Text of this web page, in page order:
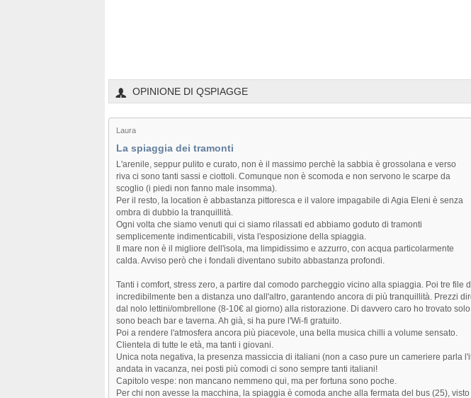
OPINIONE DI QSPIAGGE
Laura
La spiaggia dei tramonti
L'arenile, seppur pulito e curato, non è il massimo perchè la sabbia è grossolana e verso
riva ci sono tanti sassi e ciottoli. Comunque non è scomoda e non servono le scarpe da
scoglio (i piedi non fanno male insomma).
Per il resto, la location è abbastanza pittoresca e il valore impagabile di Agia Eleni è senza
ombra di dubbio la tranquillità.
Ogni volta che siamo venuti qui ci siamo rilassati ed abbiamo goduto di tramonti
semplicemente indimenticabili, vista l'esposizione della spiaggia.
Il mare non è il migliore dell'isola, ma limpidissimo e azzurro, con acqua particolarmente
calda. Avviso però che i fondali diventano subito abbastanza profondi.
Tanti i comfort, stress zero, a partire dal comodo parcheggio vicino alla spiaggia. Poi tre file
incredibilmente ben a distanza uno dall'altro, garantendo ancora di più tranquillità. Prezzi
dal nolo lettini/ombrellone (8-10€ al giorno) alla ristorazione. Di davvero caro ho trovato
sono beach bar e taverna. Ah già, si ha pure l'Wi-fi gratuito.
Poi a rendere l'atmosfera ancora più piacevole, una bella musica chilli a volume sensato.
Clientela di tutte le età, ma tanti i giovani.
Unica nota negativa, la presenza massiccia di italiani (non a caso pure un cameriere parla
andata in vacanza, nei posti più comodi ci sono sempre tanti italiani!
Capitolo vespe: non mancano nemmeno qui, ma per fortuna sono poche.
Per chi non avesse la macchina, la spiaggia è comoda anche alla fermata del bus (25),